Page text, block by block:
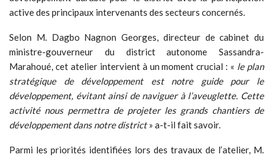
active des principaux intervenants des secteurs concernés.
Selon M. Dagbo Nagnon Georges, directeur de cabinet du
ministre-gouverneur du district autonome Sassandra-
Marahoué, cet atelier intervient à un moment crucial : « le plan
stratégique de développement est notre guide pour le
développement, évitant ainsi de naviguer à l’aveuglette. Cette
activité nous permettra de projeter les grands chantiers de
développement dans notre district» a-t-il fait savoir.
Parmi les priorités identifiées lors des travaux de l’atelier, M.